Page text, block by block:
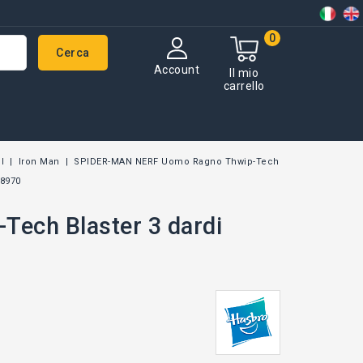
Il mio
carrello
0
Account
Cerca
Iron Man
SPIDER-MAN NERF Uomo Ragno Thwip-Tech
Tech Blaster 3 dardi